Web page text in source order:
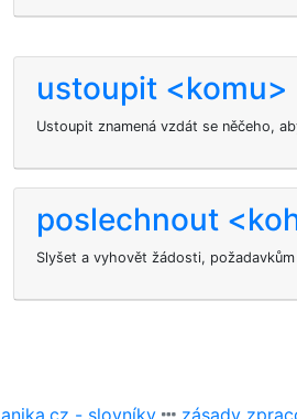
ustoupit <komu>
Ustoupit znamená vzdát se něčeho,
poslechnout
Slyšet a vyhovět žádosti,
anika.cz - slovníky zásady